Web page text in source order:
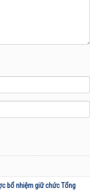
bổ nhiệm giữ chức Tổng